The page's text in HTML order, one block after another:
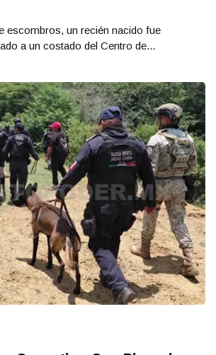
escombros, un recién nacido fue
a un costado del Centro de...